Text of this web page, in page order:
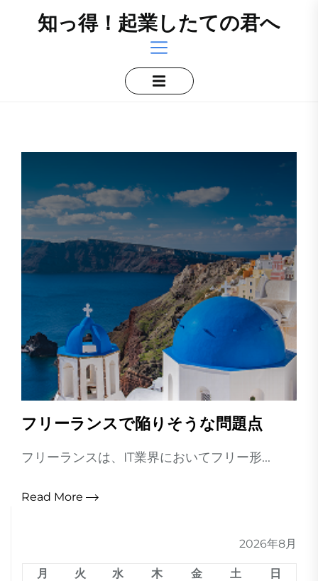
知っ得！起業したての君へ
フリーランスで陥りそうな問題点
フリーランスは、IT業界においてフリー形...
Read More
2026年8月
月 火 水 木 金 土
日